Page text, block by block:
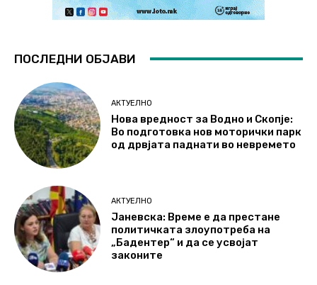
ПОСЛЕДНИ ОБЈАВИ
АКТУЕЛНО
Нова вредност за Водно и Скопје:
Во подготовка нов моторички парк
од дрвјата паднати во невремето
АКТУЕЛНО
Јаневска: Време е да престане
политичката злоупотреба на
„Бадентер“ и да се усвојат
законите